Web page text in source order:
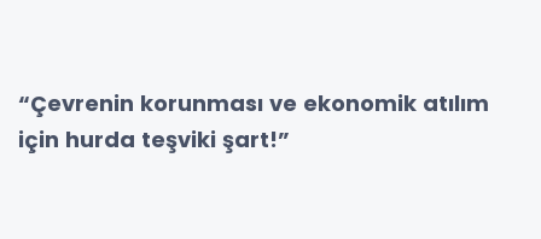
“Çevrenin korunması ve ekonomik atılım
için hurda teşviki şart!”